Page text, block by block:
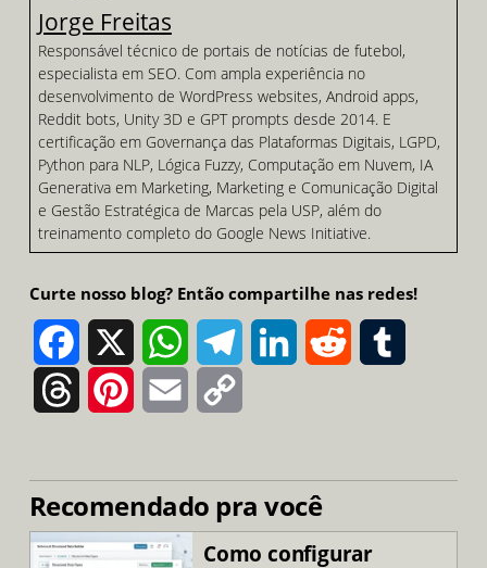
Jorge Freitas
Responsável técnico de portais de notícias de futebol,
especialista em SEO. Com ampla experiência no
desenvolvimento de WordPress websites, Android apps,
Reddit bots, Unity 3D e GPT prompts desde 2014. E
certificação em Governança das Plataformas Digitais, LGPD,
Python para NLP, Lógica Fuzzy, Computação em Nuvem, IA
Generativa em Marketing, Marketing e Comunicação Digital
e Gestão Estratégica de Marcas pela USP, além do
treinamento completo do Google News Initiative.
Curte nosso blog? Então compartilhe nas redes!
Facebook
X WhatsAppTelegramLinkedInRedditTumblr
ThreadsPinterestEmail Copy
Recomendado pra você
Como configurar